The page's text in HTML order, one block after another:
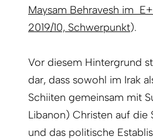
Maysam Behravesh im
2019/10, Schwerpunkt).
Vor diesem Hintergrund
dar, dass sowohl im Irak
Schiiten gemeinsam mit
Libanon) Christen auf die
und das politische